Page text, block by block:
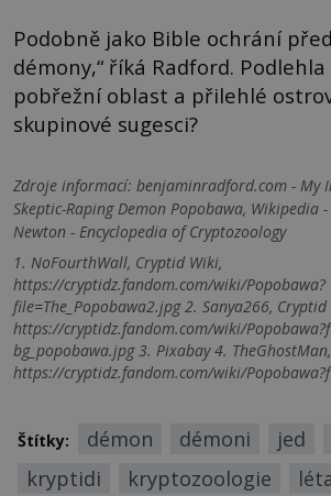
Podobně jako Bible ochrání
démony,“ říká Radford.
pobřežní oblast a přilehlé
skupinové sugesci?
Zdroje informací: benjaminradford.com - My
Skeptic-Raping Demon Popobawa, Wikipedia
Newton - Encyclopedia of Cryptozoology
1. NoFourthWall, Cryptid Wiki,
https://cryptidz.fandom.com/wiki/Popobawa?
file=The_Popobawa2.jpg 2. Sanya266, Cryptid
https://cryptidz.fandom.com/wiki/
bg_popobawa.jpg 3. Pixabay 4.
https://cryptidz.fandom.com/wiki/
Štítky: démon démoni jed
kryptidi
kryptozoologie